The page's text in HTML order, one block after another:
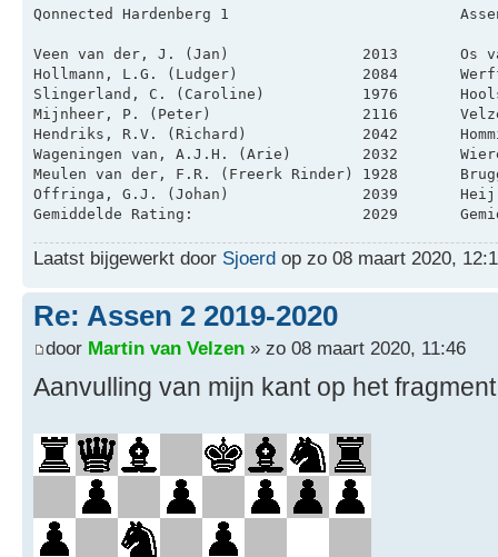
Qonnected Hardenberg 1
Laatst bijgewerkt door Sjoerd op zo 08 maart 2020,
Re: Assen 2 2019-2020
door Martin van Velzen » zo 08 maart 2020, 11:46
Aanvulling van mijn kant op het